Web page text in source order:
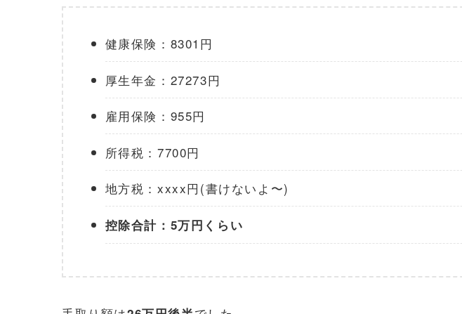
健康保険：8301円
厚生年金：27273円
雇用保険：955円
所得税：7700円
地方税：xxxx円(書けないよ〜)
控除合計：5万円くらい